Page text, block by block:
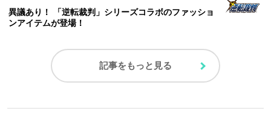
異議あり！ 「逆転裁判」シリーズコラボのファッショ
ンアイテムが登場！
記事をもっと見る